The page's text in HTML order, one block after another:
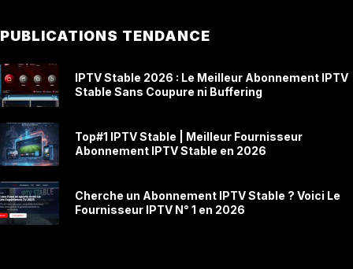
PUBLICATIONS TENDANCE
IPTV Stable 2026 : Le Meilleur Abonnement IPTV
Stable Sans Coupure ni Buffering
Top#1 IPTV Stable | Meilleur Fournisseur
Abonnement IPTV Stable en 2026
Cherche un Abonnement IPTV Stable ? Voici Le
Fournisseur IPTV N° 1 en 2026